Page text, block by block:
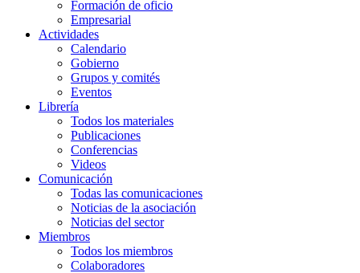
Formación de oficio
Empresarial
Actividades
Calendario
Gobierno
Grupos y comités
Eventos
Librería
Todos los materiales
Publicaciones
Conferencias
Videos
Comunicación
Todas las comunicaciones
Noticias de la asociación
Noticias del sector
Miembros
Todos los miembros
Colaboradores